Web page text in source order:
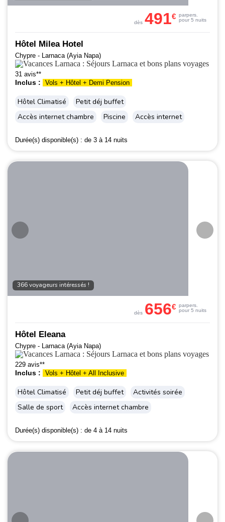
Hôtel Milea Hotel
Chypre - Larnaca (Ayia Napa)
31 avis**
Inclus : Vols + Hôtel + Demi Pension
Hôtel Climatisé
Petit déj buffet
Accès internet chambre
Piscine Accès internet
Durée(s) disponible(s) : de 3 à 14 nuits
dès 491€ parpers.
pour 5 nuits
366 voyageurs intéressés !
Hôtel Eleana
Chypre - Larnaca (Ayia Napa)
229 avis**
Inclus : Vols + Hôtel + All Inclusive
Hôtel Climatisé Petit déj buffet
Activités soirée
Salle de sport
Accès internet chambre
Durée(s) disponible(s) : de 4 à 14 nuits
dès 656€ parpers.
pour 5 nuits